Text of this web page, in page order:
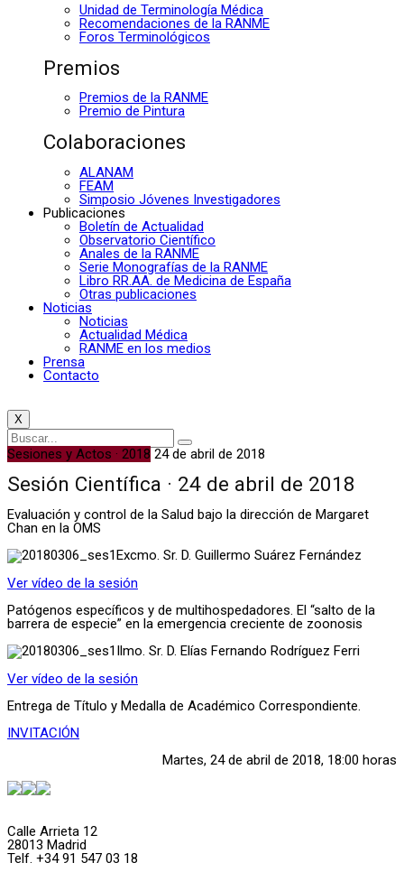
Unidad de Terminología Médica
Recomendaciones de la RANME
Foros Terminológicos
Premios
Premios de la RANME
Premio de Pintura
Colaboraciones
ALANAM
FEAM
Simposio Jóvenes Investigadores
Publicaciones
Boletín de Actualidad
Observatorio Científico
Anales de la RANME
Serie Monografías de la RANME
Libro RR.AA. de Medicina de España
Otras publicaciones
Noticias
Noticias
Actualidad Médica
RANME en los medios
Prensa
Contacto
X
Sesiones y Actos · 2018 24 de abril de 2018
Sesión Científica · 24 de abril de 2018
Evaluación y control de la Salud bajo la dirección de Margaret
Chan en la OMS
Excmo. Sr. D. Guillermo Suárez Fernández
Ver vídeo de la sesión
Patógenos específicos y de multihospedadores. El “salto de la
barrera de especie” en la emergencia creciente de zoonosis
Ilmo. Sr. D. Elías Fernando Rodríguez Ferri
Ver vídeo de la sesión
Entrega de Título y Medalla de Académico Correspondiente.
INVITACIÓN
Martes, 24 de abril de 2018, 18:00 horas
Calle Arrieta 12
28013 Madrid
Telf. +34 91 547 03 18